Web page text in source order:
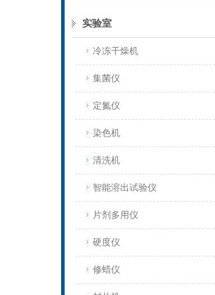
实验室
冷冻干燥机
集菌仪
定氮仪
染色机
清洗机
智能溶出试验仪
片剂多用仪
硬度仪
修蜡仪